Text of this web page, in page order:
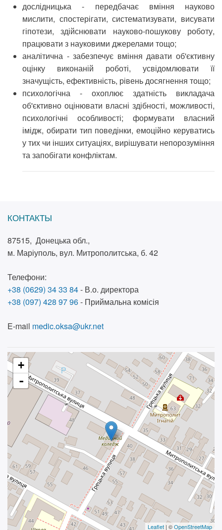
дослідницька - передбачає вміння на­уково
мислити, спостерігати, систематизувати, висувати
гіпотези, здійснювати науково-пошу­кову роботу,
працювати з науковими джерелами тощо;
аналітична - забезпечує вміння давати об'єктивну
оцінку виконаній роботі, усвідомлю­вати її
значущість, ефективність, рівень досяг­нення тощо;
психологічна - охоплює здатність викла­дача
об'єктивно оцінювати власні здібності, мож­ливості,
психологічні особливості; формувати власний
імідж, обирати тип поведінки, емоційно керуватись
у тих чи інших ситуаціях, вирішувати непорозуміння
та запобігати конфліктам.
КОНТАКТЫ
87515, Донецька обл.,
м. Маріуполь, вул. Митрополитська, б. 42
Телефони:
+38 (0629) 34 33 84- В.о. директора
+38 (097) 428 97 96- Приймальна комісія
E-mail medic.oksa@ukr.net
+
-
Leaflet | ©OpenStreetMap